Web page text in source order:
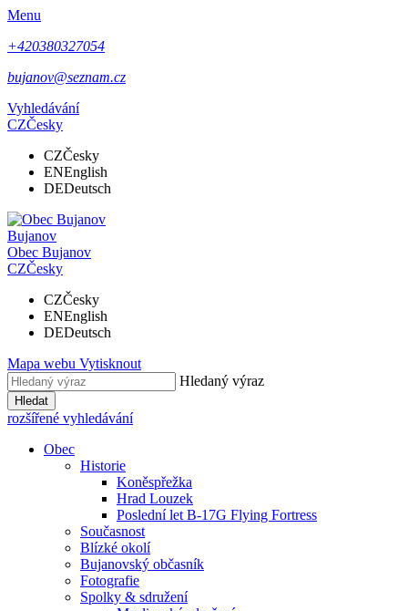
Menu
+420380327054
bujanov@seznam.cz
Vyhledávání
CZČesky
CZČesky
ENEnglish
DEDeutsch
Bujanov
Obec Bujanov
CZČesky
CZČesky
ENEnglish
DEDeutsch
Mapa webu Vytisknout
Hledaný výraz
Hledat
rozšířené vyhledávání
Obec
Historie
Koněspřežka
Hrad Louzek
Poslední let B-17G Flying Fortress
Současnost
Blízké okolí
Bujanovský občasník
Fotografie
Spolky & sdružení